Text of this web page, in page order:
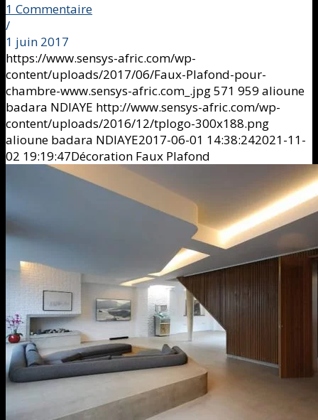
1 Commentaire
/
1 juin 2017
https://www.sensys-afric.com/wp-
content/uploads/2017/06/Faux-Plafond-pour-
chambre-www.sensys-afric.com_.jpg571 959 alioune
badara NDIAYE http://www.sensys-afric.com/wp-
content/uploads/2016/12/tplogo-300x188.png
alioune badara NDIAYE2017-06-01 14:38:242021-11-
02 19:19:47Décoration Faux Plafond